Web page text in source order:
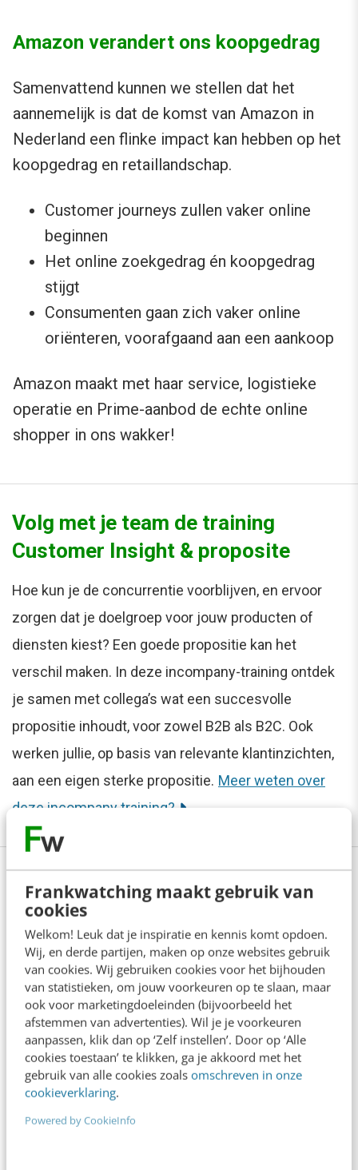
Frankwatching maakt gebruik van
cookies
Welkom! Leuk dat je inspiratie en kennis komt opdoen.
Wij, en derde partijen, maken op onze websites gebruik
van cookies. Wij gebruiken cookies voor het bijhouden
van statistieken, om jouw voorkeuren op te slaan, maar
ook voor marketingdoeleinden (bijvoorbeeld het
afstemmen van advertenties). Wil je je voorkeuren
aanpassen, klik dan op ‘Zelf instellen’. Door op ‘Alle
cookies toestaan’ te klikken, ga je akkoord met het
gebruik van alle cookies zoals omschreven in onze
cookieverklaring.
Powered by CookieInfo
Amazon verandert ons koopgedrag
Samenvattend kunnen we stellen dat het
aannemelijk is dat de komst van Amazon in
Nederland een flinke impact kan hebben op het
koopgedrag en retaillandschap.
Customer journeys zullen vaker online
beginnen
Het online zoekgedrag én koopgedrag
stijgt
Consumenten gaan zich vaker online
oriënteren, voorafgaand aan een aankoop
Amazon maakt met haar service, logistieke
operatie en Prime-aanbod de echte online
shopper in ons wakker!
Volg met je team de training
Customer Insight & proposite
Hoe kun je de concurrentie voorblijven, en ervoor
zorgen dat je doelgroep voor jouw producten of
diensten kiest? Een goede propositie kan het
verschil maken. In deze incompany-training ontdek
je samen met collega’s wat een succesvolle
propositie inhoudt, voor zowel B2B als B2C. Ook
werken jullie, op basis van relevante klantinzichten,
aan een eigen sterke propositie. Meer weten over
deze incompany training?
Anderen lezen ook
Nederland scoort hoog op digitale overheid,
maar hapert waar het telt
4 min·Erik Bouwer
AI in klantenservice: waar moet je op letten?
6 min·Steven Lemmens
Van online winkel naar AI-infrastructuur: de